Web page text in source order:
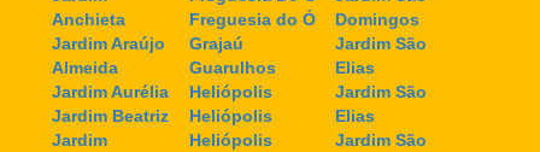
Anchieta
Jardim Araújo
Almeida
Jardim Aurélia
Jardim Beatriz
Jardim
Freguesia do Ó
Grajaú
Guarulhos
Heliópolis
Heliópolis
Heliópolis
Domingos
Jardim São
Elias
Jardim São
Elias
Jardim São